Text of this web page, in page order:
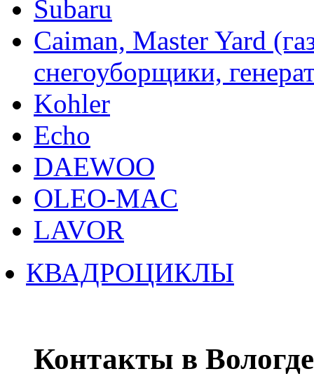
Subaru
Caiman, Master Yard
снегоуборщики,
Kohler
Echo
DAEWOO
OLEO-MAC
LAVOR
КВАДРОЦИКЛЫ
Контакты в Вологде